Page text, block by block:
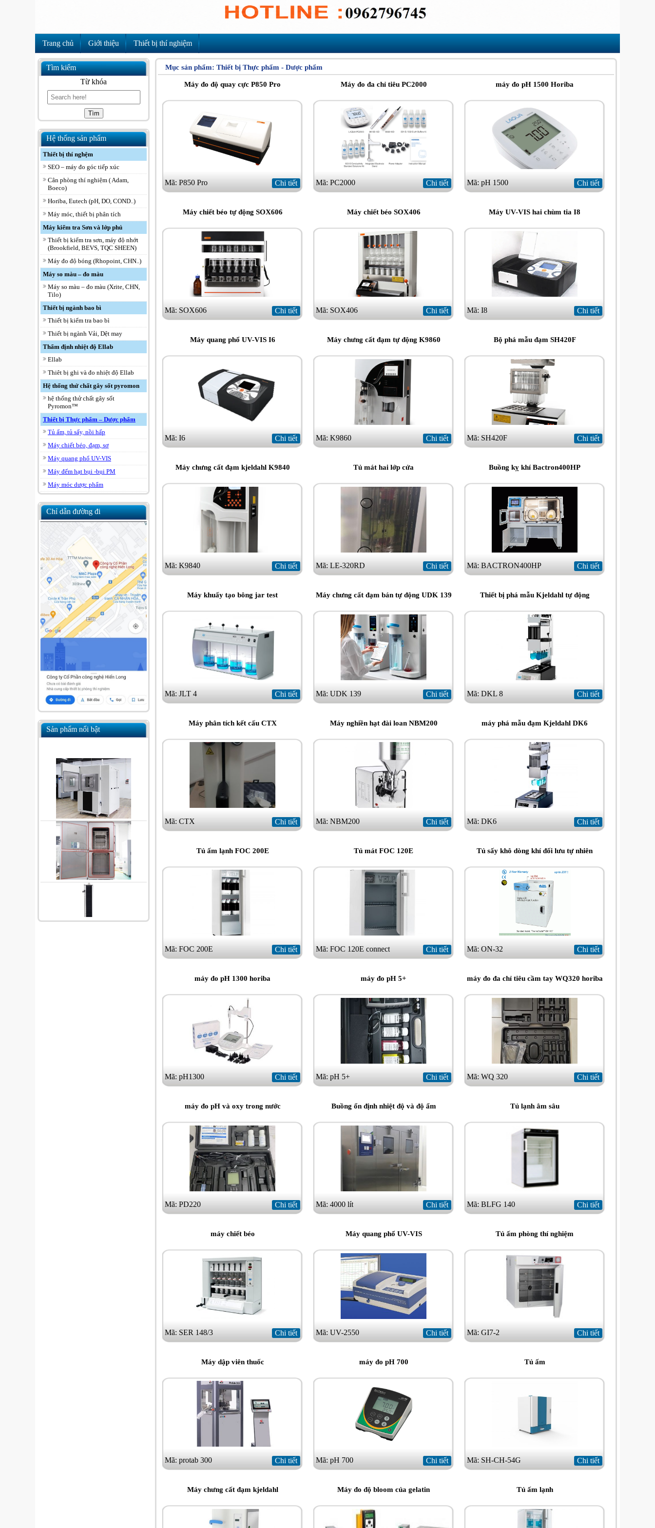
Trang chủ Giới thiệu Thiết bị thí nghiệm
Tìm kiếm
Từ khóa
Hệ thống sản phẩm
Thiết bị thí nghệm
SEO – máy đo góc tiếp xúc
Cân phòng thí nghiệm ( Adam,
Boeco)
Horiba, Eutech (pH, DO, COND..)
Máy móc, thiết bị phân tích
Máy kiểm tra Sơn và lớp phủ
Thiết bị kiểm tra sơn, máy độ nhớt
(Brookfield, BEVS, TQC SHEEN)
Máy đo độ bóng (Rhopoint, CHN..)
Máy so màu – đo màu
Máy so màu – đo màu (Xrite, CHN,
Tilo)
Thiết bị ngành bao bì
Thiết bị kiểm tra bao bì
Thiết bị ngành Vải, Dệt may
Thẩm định nhiệt độ Ellab
Ellab
Thiêt bị ghi và đo nhiệt độ Ellab
Hệ thống thử chất gây sốt pyromon
hệ thống thử chất gây sốt
Pyromon™
Thiết bị Thực phẩm – Dược phẩm
Tủ ấm, tủ sấy, nồi hấp
Máy chiết béo, đạm, sơ
Máy quang phổ UV-VIS
Máy đếm hạt bụi -bụi PM
Máy móc dược phẩm
Chỉ dẫn đường đi
Sản phẩm nổi bật
Mục sản phẩm: Thiết bị Thực phẩm - Dược phẩm
Máy đo độ quay cực P850 Pro
Mã: P850 Pro Chi tiết
Máy đo đa chỉ tiêu PC2000
Mã: PC2000 Chi tiết
máy đo pH 1500 Horiba
Mã: pH 1500 Chi tiết
Máy chiết béo tự động SOX606
Mã: SOX606 Chi tiết
Máy chiết béo SOX406
Mã: SOX406 Chi tiết
Máy UV-VIS hai chùm tia I8
Mã: I8 Chi tiết
Máy quang phổ UV-VIS I6
Mã: I6 Chi tiết
Máy chưng cất đạm tự động K9860
Mã: K9860 Chi tiết
Bộ phá mẫu đạm SH420F
Mã: SH420F Chi tiết
Máy chưng cất đạm kjeldahl K9840
Mã: K9840 Chi tiết
Tủ mát hai lớp cửa
Mã: LE-320RD Chi tiết
Buồng kỵ khí Bactron400HP
Mã: BACTRON400HP Chi tiết
Máy khuấy tạo bông jar test
Mã: JLT 4 Chi tiết
Máy chưng cất đạm bán tự động UDK 139
Mã: UDK 139 Chi tiết
Thiết bị phá mẫu Kjeldahl tự động
Mã: DKL 8 Chi tiết
Máy phân tích kết cấu CTX
Mã: CTX Chi tiết
Máy nghiền hạt đài loan NBM200
Mã: NBM200 Chi tiết
máy phá mẫu đạm Kjeldahl DK6
Mã: DK6 Chi tiết
Tủ ấm lạnh FOC 200E
Mã: FOC 200E Chi tiết
Tủ mát FOC 120E
Mã: FOC 120E connect Chi tiết
Tủ sấy khô dòng khí đối lưu tự nhiên
Mã: ON-32 Chi tiết
máy đo pH 1300 horiba
Mã: pH1300 Chi tiết
máy đo pH 5+
Mã: pH 5+ Chi tiết
máy đo đa chỉ tiêu cầm tay WQ320 horiba
Mã: WQ 320 Chi tiết
máy đo pH và oxy trong nước
Mã: PD220 Chi tiết
Buồng ổn định nhiệt độ và độ ẩm
Mã: 4000 lít Chi tiết
Tủ lạnh âm sâu
Mã: BLFG 140 Chi tiết
máy chiết béo
Mã: SER 148/3 Chi tiết
Máy quang phổ UV-VIS
Mã: UV-2550 Chi tiết
Tủ ấm phòng thí nghiệm
Mã: GI7-2 Chi tiết
Máy dập viên thuốc
Mã: protab 300 Chi tiết
máy đo pH 700
Mã: pH 700 Chi tiết
Tủ ấm
Mã: SH-CH-54G Chi tiết
Máy chưng cất đạm kjeldahl Máy đo độ bloom của gelatin Tủ ấm lạnh